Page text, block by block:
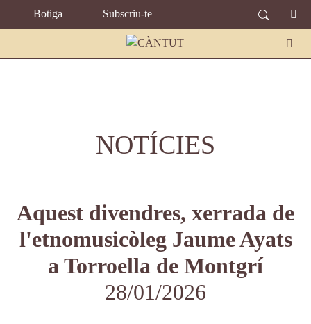
Vés al contingutTOPBAR MENU
Botiga Subscriu-te
NOTÍCIES
Aquest divendres, xerrada de
l'etnomusicòleg Jaume Ayats
a Torroella de Montgrí
28/01/2026